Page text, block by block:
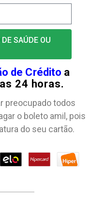
SAÚDE OU
de Crédito a
24 horas.
preocupado todos
o boleto amil, pois
do seu cartão.